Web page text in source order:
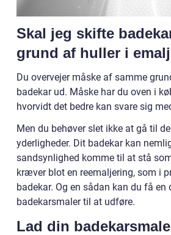
Skal jeg skifte
grund af huller i
Du overvejer måske af samme
badekar ud. Måske har du oven i
hvorvidt det bedre kan svare sig
Men du behøver slet ikke at gå til
yderligheder. Dit badekar kan
sandsynlighed komme til at stå
kræver blot en reemaljering, som i
badekar. Og en sådan kan du få en
badekarsmaler til at udføre.
Lad din